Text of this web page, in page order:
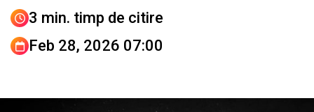
3 min. timp de citire
Feb 28, 2026 07:00